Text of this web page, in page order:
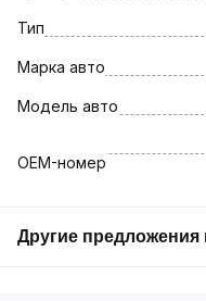
Тип
Марка авто
Модель авто
OEM-номер
Другие предложения